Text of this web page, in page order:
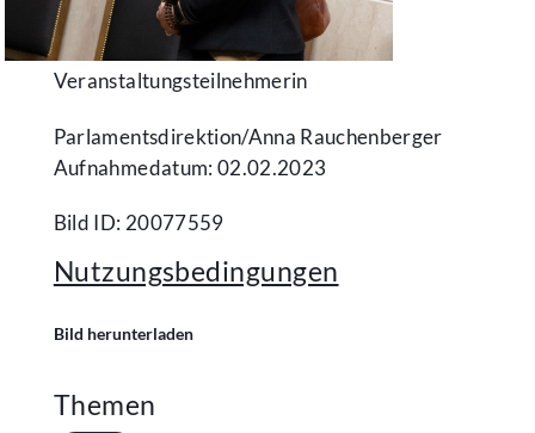
Veranstaltungsteilnehmerin
Parlamentsdirektion/​Anna Rauchenberger
Aufnahmedatum: 02.02.2023
Bild ID: 20077559
Nutzungsbedingungen
Bild herunterladen
Themen